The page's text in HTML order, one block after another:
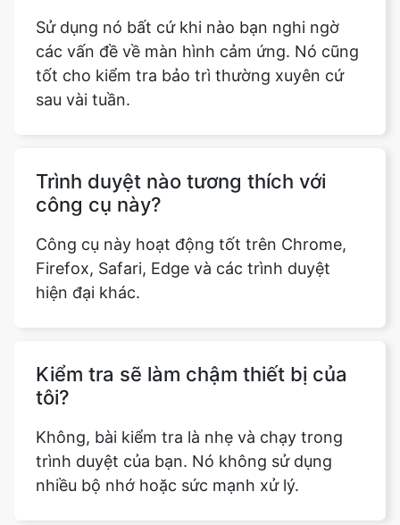
Sử dụng nó bất cứ khi nào bạn nghi ngờ
các vấn đề về màn hình cảm ứng. Nó cũng
tốt cho kiểm tra bảo trì thường xuyên cứ
sau vài tuần.
Trình duyệt nào tương thích với
công cụ này?
Công cụ này hoạt động tốt trên Chrome,
Firefox, Safari, Edge và các trình duyệt
hiện đại khác.
Kiểm tra sẽ làm chậm thiết bị của
tôi?
Không, bài kiểm tra là nhẹ và chạy trong
trình duyệt của bạn. Nó không sử dụng
nhiều bộ nhớ hoặc sức mạnh xử lý.